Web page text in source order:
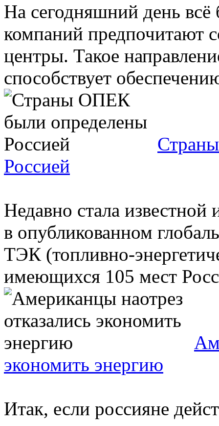
На сегодняшний день
компаний предпочитают
центры. Такое
способствует
Россией
Недавно стала
в опубликованном
ТЭК (топливно-
имеющихся 105 мест
экономить энергию
Итак, если россияне